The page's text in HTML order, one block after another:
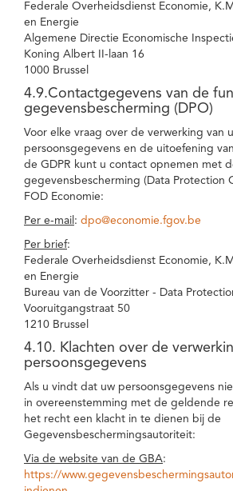
Federale Overheidsdienst Economie,
en Energie
Algemene Directie Economische
Koning Albert II-laan 16
1000 Brussel
4.9.Contactgegevens van de
gegevensbescherming (DPO)
Voor elke vraag over de verwerking van
persoonsgegevens en de uitoefening
de GDPR kunt u contact opnemen met
gegevensbescherming (Data Protection
FOD Economie:
Per e-mail : dpo@economie.fgov.be
Per brief:
Federale Overheidsdienst Economie,
en Energie
Bureau van de Voorzitter - Data
Vooruitgangstraat 50
1210 Brussel
4.10. Klachten over de
persoonsgegevens
Als u vindt dat uw persoonsgegevens
in overeenstemming met de geldende
het recht een klacht in te dienen bij de
Gegevensbeschermingsautoriteit:
Via de website van de GBA:
https://